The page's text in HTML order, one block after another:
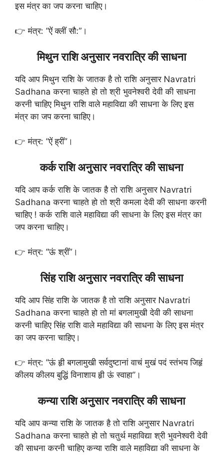
इस मंत्र का जप करना चाहिए।
👉 मंत्र: “ऐं क्लीं सौ:”।
मिथुन राशि अनुसार नवरात्रि की साधना
यदि आप मिथुन राशि के जातक है तो राशि अनुसार Navratri
Sadhana करना चाहते हो तो श्री भुवनेश्वरी देवी की साधना
करनी चाहिए मिथुन राशि वाले महाविद्या की साधना के लिए इस
मंत्र का जप करना चाहिए।
👉 मंत्र: “ऐं ह्रीं”।
कर्क राशि अनुसार नवरात्रि की साधना
यदि आप कर्क राशि के जातक है तो राशि अनुसार Navratri
Sadhana करना चाहते हो तो श्री कमला देवी की साधना करनी
चाहिए ! कर्क राशि वाले महाविद्या की साधना के लिए इस मंत्र का
जप करना चाहिए।
👉 मंत्र: “ऊं श्रीं”।
सिंह राशि अनुसार नवरात्रि की साधना
यदि आप सिंह राशि के जातक है तो राशि अनुसार Navratri
Sadhana करना चाहते हो तो मां बगलामुखी देवी की साधना
करनी चाहिए सिंह राशि वाले महाविद्या की साधना के लिए इस मंत्र
का जप करना चाहिए।
👉 मंत्र: “ऊं हृी बगलामुखी सर्वदुष्टानां वाचं मुखं पदं स्तंभय जिहृं
कीलय कीलय बुद्धिं विनाशाय हृी ऊं स्वाहा”।
कन्या राशि अनुसार नवरात्रि की साधना
यदि आप कन्या राशि के जातक है तो राशि अनुसार Navratri
Sadhana करना चाहते हो तो चतुर्थ महाविद्या श्री भुवनेश्वरी देवी
की साधना करनी चाहिए कन्या राशि वाले महाविद्या की साधना के